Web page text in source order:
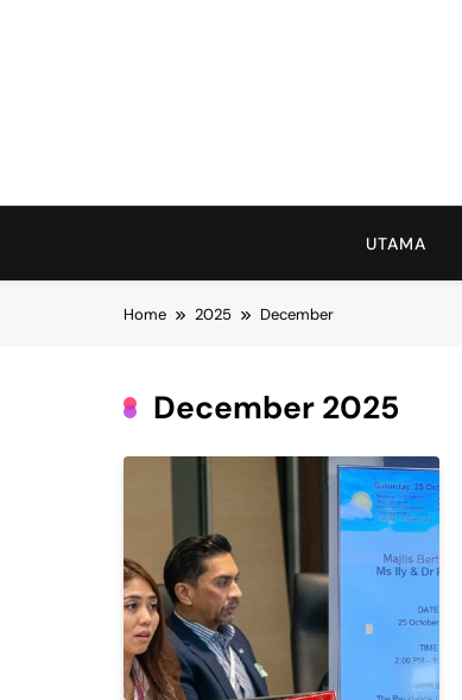
UTAMA
Home 2025 December
December 2025